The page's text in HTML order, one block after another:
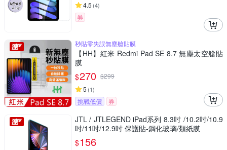
4.5 (4)
券
秒貼零失誤無塵艙貼膜
【HH】紅米 Redmi Pad SE 8.7 無塵太空艙貼
膜
$270 $299
5 (1)
挑戰低價 券
JTL / JTLEGEND iPad系列 8.3吋 /10.2吋/10.9
吋/11吋/12.9吋 保護貼-鋼化玻璃/類紙膜
$156